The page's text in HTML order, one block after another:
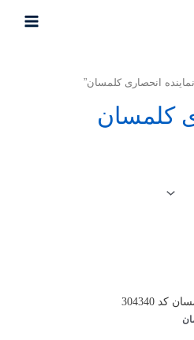
انحصاری کلمسان”
کلمسان